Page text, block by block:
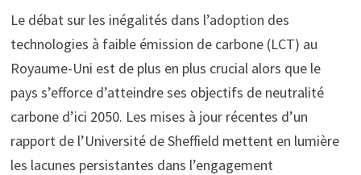
Le débat sur les inégalités dans l’adoption des
technologies à faible émission de carbone (LCT) au
Royaume-Uni est de plus en plus crucial alors que le
pays s’efforce d’atteindre ses objectifs de neutralité
carbone d’ici 2050. Les mises à jour récentes d’un
rapport de l’Université de Sheffield mettent en lumière
les lacunes persistantes dans l’engagement